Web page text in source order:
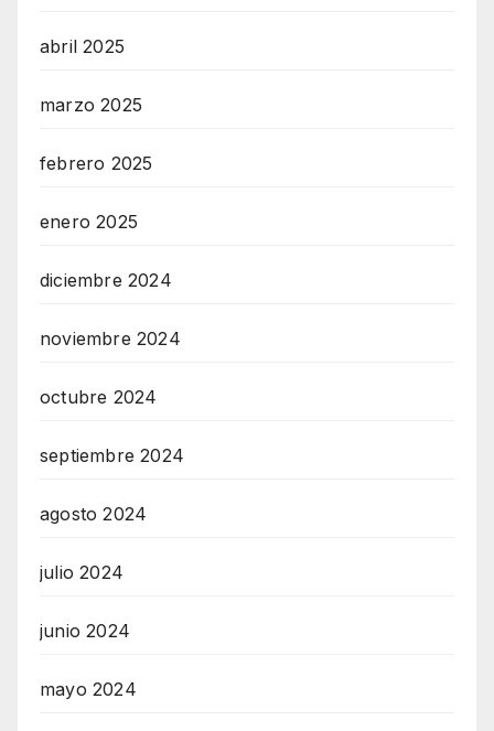
abril 2025
marzo 2025
febrero 2025
enero 2025
diciembre 2024
noviembre 2024
octubre 2024
septiembre 2024
agosto 2024
julio 2024
junio 2024
mayo 2024